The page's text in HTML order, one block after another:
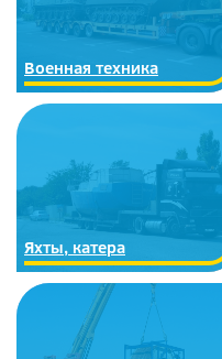
Военная техника
Яхты, катера